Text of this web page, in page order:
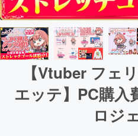
【Vtuber フェ
エッテ】PC購入
ロジ